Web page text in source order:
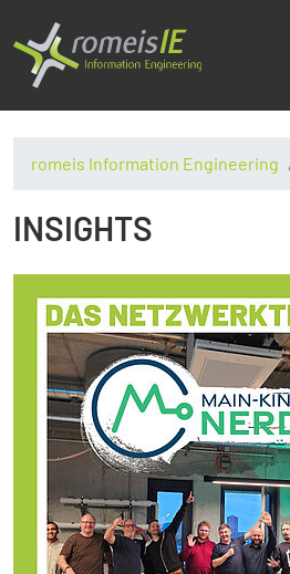
romeis Information Engineering
INSIGHTS